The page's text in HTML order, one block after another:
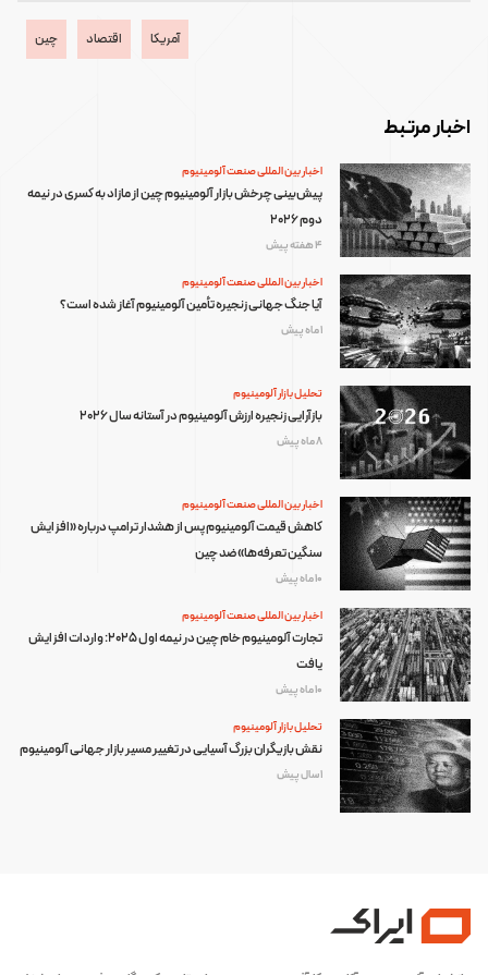
آمریکا اقتصاد چین
اخبار مرتبط
اخبار بین المللی صنعت آلومینیوم
پیش‌بینی چرخش بازار آلومینیوم چین از مازاد به کسری در نیمه
دوم ۲۰۲۶
4 هفته پیش
اخبار بین المللی صنعت آلومینیوم
آیا جنگ جهانی زنجیره تأمین آلومینیوم آغاز شده است؟
1 ماه پیش
تحلیل بازار آلومینیوم
بازآرایی زنجیره ارزش آلومینیوم در آستانه سال ۲۰۲۶
8 ماه پیش
اخبار بین المللی صنعت آلومینیوم
کاهش قیمت آلومینیوم پس از هشدار ترامپ درباره «افزایش
سنگین تعرفه‌ها» ضد چین
10 ماه پیش
اخبار بین المللی صنعت آلومینیوم
تجارت آلومینیوم خام چین در نیمه اول ۲۰۲۵: واردات افزایش
یافت
10 ماه پیش
تحلیل بازار آلومینیوم
نقش بازیگران بزرگ آسیایی در تغییر مسیر بازار جهانی آلومینیوم
1 سال پیش